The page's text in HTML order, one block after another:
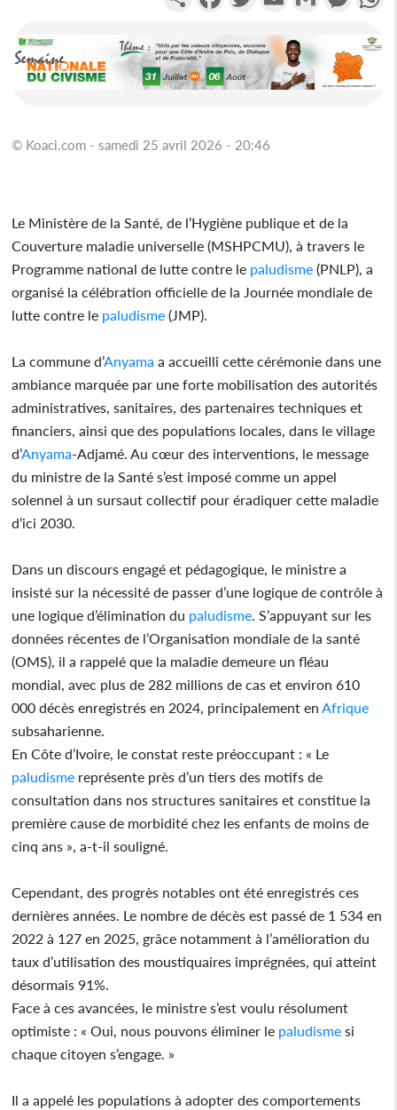
© Koaci.com - samedi 25 avril 2026 - 20:46
Le Ministère de la Santé, de l’Hygiène publique et de la
Couverture maladie universelle (MSHPCMU), à travers le
Programme national de lutte contre le paludisme (PNLP), a
organisé la célébration officielle de la Journée mondiale de
lutte contre le paludisme (JMP).
La commune d’Anyama a accueilli cette cérémonie dans une
ambiance marquée par une forte mobilisation des autorités
administratives, sanitaires, des partenaires techniques et
financiers, ainsi que des populations locales, dans le village
d’Anyama-Adjamé. Au cœur des interventions, le message
du ministre de la Santé s’est imposé comme un appel
solennel à un sursaut collectif pour éradiquer cette maladie
d’ici 2030.
Dans un discours engagé et pédagogique, le ministre a
insisté sur la nécessité de passer d’une logique de contrôle à
une logique d’élimination du paludisme. S’appuyant sur les
données récentes de l’Organisation mondiale de la santé
(OMS), il a rappelé que la maladie demeure un fléau
mondial, avec plus de 282 millions de cas et environ 610
000 décès enregistrés en 2024, principalement en Afrique
subsaharienne.
En Côte d’Ivoire, le constat reste préoccupant : « Le
paludisme représente près d’un tiers des motifs de
consultation dans nos structures sanitaires et constitue la
première cause de morbidité chez les enfants de moins de
cinq ans », a-t-il souligné.
Cependant, des progrès notables ont été enregistrés ces
dernières années. Le nombre de décès est passé de 1 534 en
2022 à 127 en 2025, grâce notamment à l’amélioration du
taux d’utilisation des moustiquaires imprégnées, qui atteint
désormais 91%.
Face à ces avancées, le ministre s’est voulu résolument
optimiste : « Oui, nous pouvons éliminer le paludisme si
chaque citoyen s’engage. »
Il a appelé les populations à adopter des comportements